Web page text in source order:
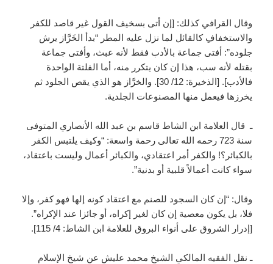
وقال القرافي كذلك: [إن أتى بسخيف القول غير قاصد للكفر
والاستخفافِ كالقائل لما نزل عليه المطر “بدأ الخَرَّاز يرش
جلوده”: أفتى جماعة بالأدب فقط لأنه عبث، وأفتى جماعة
بقتله لأنه سب، هذا إن كان يتكرر منه، أما الفلتة الواحدة
فالأدب]. [الذخيرة: 12/ 30]. والخرَّاز هو الذي يقص الجلود ثم
يخرزها فيعمل منها المصنوعات الجلدية.
ـ قال العلامة ابن الشاط قاسم بن عبد الله الأنصاري المتوفى
سنة 723 رحمه الله تعالى رحمة واسعة: “وكيف يلتبس الكفر
بالكبائر؟! والكفر أمر اعتقادي، والكبائر أعمال وليست باعتقاد،
سواء كانت أعمالاً قلبية أو بدنية”.
وقال: “إن كان السجود للصنم مع اعتقاد كونه إلها فهو كفر، وإلا
فلا، بل يكون معصية إن كان لغير إكراه، أو جائزا عند الإكراه”.
[إدرار الشروق على أنواء البروق للعلامة ابن الشاط: 4/ 115].
ـ نقل الفقيه المالكي الشيخ محمد عليش عن شيخ الإسلام